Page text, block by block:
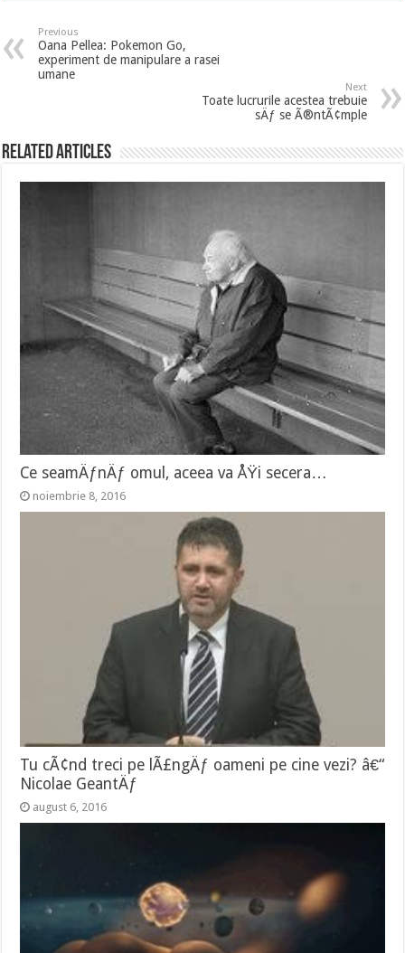
Previous
Oana Pellea: Pokemon Go,
experiment de manipulare a rasei
umane
Next
Toate lucrurile acestea trebuie
sÄƒ se Ã®ntÃ¢mple
Related Articles
Ce seamÄƒnÄƒ omul, aceea va ÅŸi secera…
noiembrie 8, 2016
Tu cÃ¢nd treci pe lÃ£ngÄƒ oameni pe cine vezi? â€“
Nicolae GeantÄƒ
august 6, 2016